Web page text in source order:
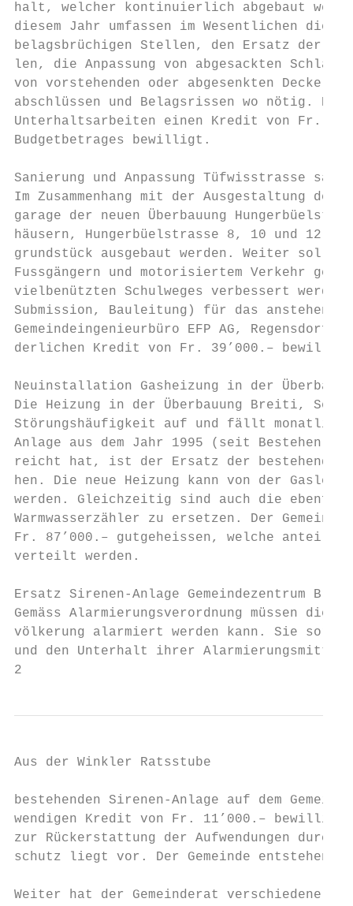
halt, welcher kontinuierlich abgebaut
diesem Jahr umfassen im Wesentlichen die
belagsbrüchigen Stellen, den Ersatz der
len, die Anpassung von abgesackten
von vorstehenden oder abgesenkten
abschlüssen und Belagsrissen wo nötig.
Unterhaltsarbeiten einen Kredit von Fr.
Budgetbetrages bewilligt.
Sanierung und Anpassung Tüfwisstrasse
Im Zusammenhang mit der Ausgestaltung
garage der neuen Überbauung
häusern, Hungerbüelstrasse 8, 10 und 12)
grundstück ausgebaut werden. Weiter soll
Fussgängern und motorisiertem Verkehr
vielbenützten Schulweges verbessert
Submission, Bauleitung) für das anstehende
Gemeindeingenieurbüro EFP AG,
derlichen Kredit von Fr. 39’000.–
Neuinstallation Gasheizung in der
Die Heizung in der Überbauung Breiti,
Störungshäufigkeit auf und fällt monatlich
Anlage aus dem Jahr 1995 (seit Bestehen
reicht hat, ist der Ersatz der bestehenden
hen. Die neue Heizung kann von der
werden. Gleichzeitig sind auch die
Warmwasserzähler zu ersetzen. Der
Fr. 87’000.– gutgeheissen, welche
verteilt werden.
Ersatz Sirenen-Anlage Gemeindezentrum
Gemäss Alarmierungsverordnung müssen
völkerung alarmiert werden kann. Sie
und den Unterhalt ihrer
2
Aus der Winkler Ratsstube
bestehenden Sirenen-Anlage auf dem
wendigen Kredit von Fr. 11’000.– bewilligt
zur Rückerstattung der Aufwendungen durch
schutz liegt vor. Der Gemeinde entstehen
Weiter hat der Gemeinderat verschiedene